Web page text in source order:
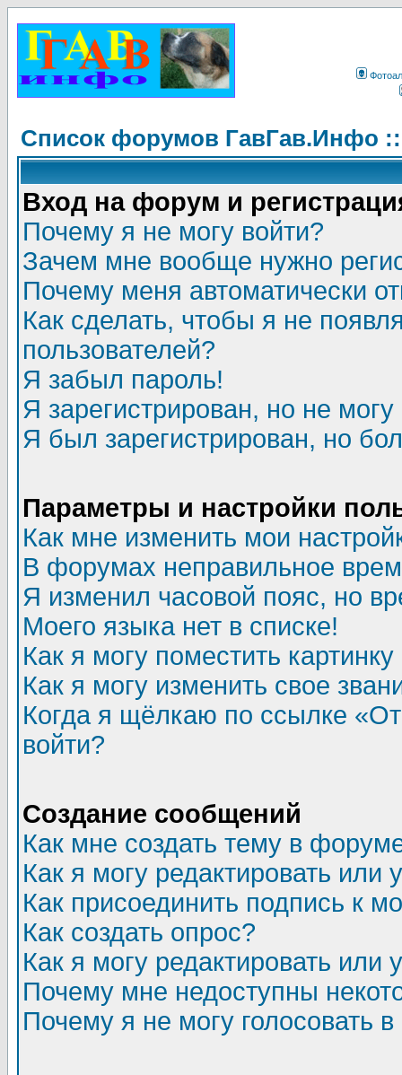
Список форумов ГавГав.Инфо
Вход на форум и
Почему я не могу войти?
Зачем мне вообще нужно
Почему меня автоматически
Как сделать, чтобы я не
пользователей?
Я забыл пароль!
Я зарегистрирован, но не могу
Я был зарегистрирован, но
Параметры и настройки
Как мне изменить мои
В форумах неправильное
Я изменил часовой пояс, но
Моего языка нет в списке!
Как я могу поместить
Как я могу изменить свое
Когда я щёлкаю по ссылке
войти?
Создание сообщений
Как мне создать тему в
Как я могу редактировать или
Как присоединить подпись к
Как создать опрос?
Как я могу редактировать или
Почему мне недоступны
Почему я не могу голосовать